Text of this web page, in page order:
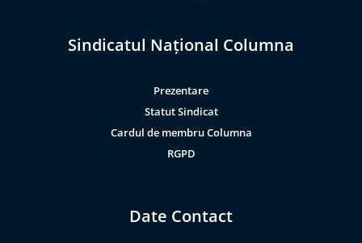
Sindicatul Național Columna
Prezentare
Statut Sindicat
Cardul de membru Columna
RGPD
Date Contact